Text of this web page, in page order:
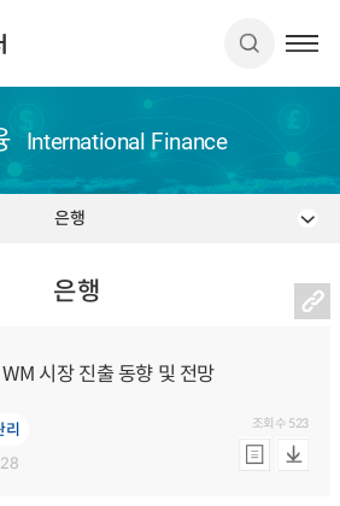
International Finance
은행
은행
시장 진출 동향 및 전망
리
조회수 523